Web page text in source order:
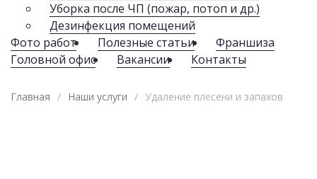
Уборка после ЧП (пожар, потоп и др.)
Дезинфекция помещений
Фото работ
Полезные статьи
Франшиза
Головной офис
Вакансии Контакты
Главная / Наши услуги / Удаление плесени и запахов